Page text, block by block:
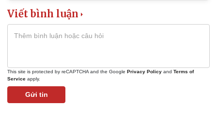
Viết bình luận
This site is protected by reCAPTCHA and the Google Privacy Policy and Terms of
Service apply.
Gửi tin